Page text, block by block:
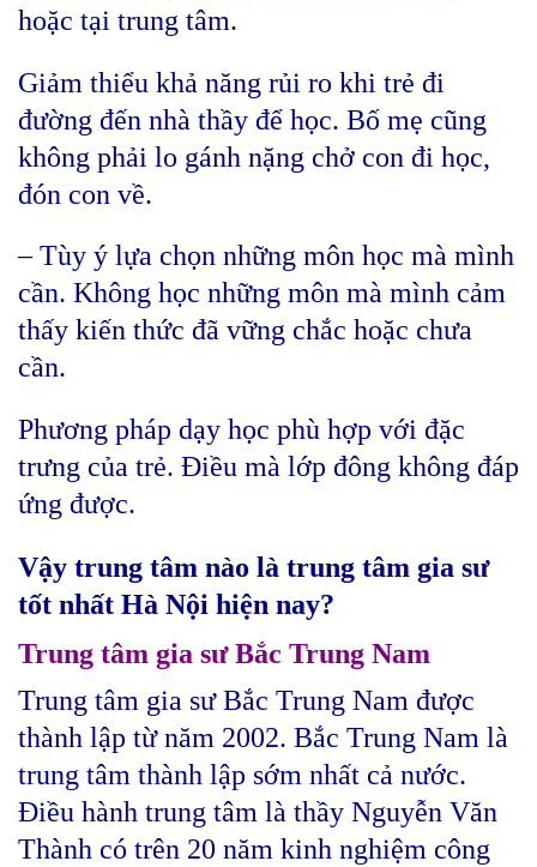
hoặc tại trung tâm.
Giảm thiểu khả năng rủi ro khi trẻ đi
đường đến nhà thầy để học. Bố mẹ cũng
không phải lo gánh nặng chở con đi học,
đón con về.
– Tùy ý lựa chọn những môn học mà mình
cần. Không học những môn mà mình cảm
thấy kiến thức đã vững chắc hoặc chưa
cần.
Phương pháp dạy học phù hợp với đặc
trưng của trẻ. Điều mà lớp đông không đáp
ứng được.
Vậy trung tâm nào là trung tâm gia sư
tốt nhất Hà Nội hiện nay?
Trung tâm gia sư Bắc Trung Nam
Trung tâm gia sư Bắc Trung Nam được
thành lập từ năm 2002. Bắc Trung Nam là
trung tâm thành lập sớm nhất cả nước.
Điều hành trung tâm là thầy Nguyễn Văn
Thành có trên 20 năm kinh nghiệm công